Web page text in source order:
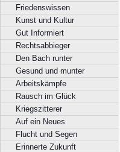
Friedenswissen
Kunst und Kultur
Gut Informiert
Rechtsabbieger
Den Bach runter
Gesund und munter
Arbeitskämpfe
Rausch im Glück
Kriegszitterer
Auf ein Neues
Flucht und Segen
Erinnerte Zukunft